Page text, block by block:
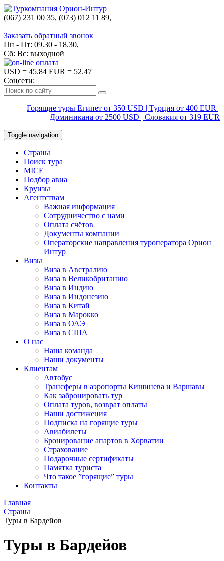
(067) 231 00 35, (073) 012 11 89,
Заказать обратный звонок
Пн - Пт: 09.30 - 18.30,
Сб: Вс: выходной
USD = 45.84 EUR = 52.47
Соцсети:
Горящие туры Египет от 350 USD | Турция от 400 EUR |
Доминикана от 2500 USD | Словакия от 319 EUR
Toggle navigation
Страны
Поиск тура
MICE
Подбор авиа
Круизы
Агентствам
Важная информация
Сотрудничество с нами
Оплата счётов
Документы компании
Операторские направления туроператора Орион
Интур
Визы
Виза в Австралию
Виза в Великобританию
Виза в Индию
Виза в Индонезию
Виза в Китай
Виза в Марокко
Виза в ОАЭ
Виза в США
О нас
Наша команда
Наши документы
Клиентам
Автобус
Трансферы в аэропорты Кишинева и Варшавы
Как забронировать тур
Оплата туров, возврат оплаты
Наши достижения
Подписка на горящие туры
Авиабилеты
Бронирование апартов в Хорватии
Страхование
Подарочные сертификаты
Памятка туриста
Что такое ”горящие” туры
Контакты
Главная
Страны
Туры в Бардейов
Туры в Бардейов